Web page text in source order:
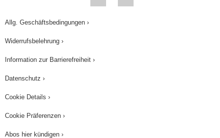
Allg. Geschäftsbedingungen ›
Widerrufsbelehrung ›
Information zur Barrierefreiheit ›
Datenschutz ›
Cookie Details ›
Cookie Präferenzen ›
Abos hier kündigen ›